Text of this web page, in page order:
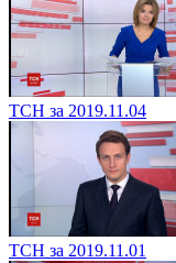
ТСН за 2019.11.04
ТСН за 2019.11.01